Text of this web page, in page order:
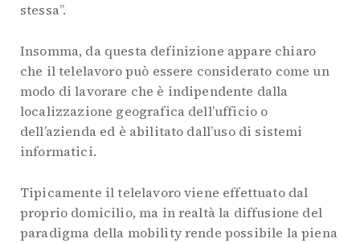
stessa”.
Insomma, da questa definizione appare chiaro
che il telelavoro può essere considerato come un
modo di lavorare che è indipendente dalla
localizzazione geografica dell’ufficio o
dell’azienda ed è abilitato dall’uso di sistemi
informatici.
Tipicamente il telelavoro viene effettuato dal
proprio domicilio, ma in realtà la diffusione del
paradigma della mobility rende possibile la piena